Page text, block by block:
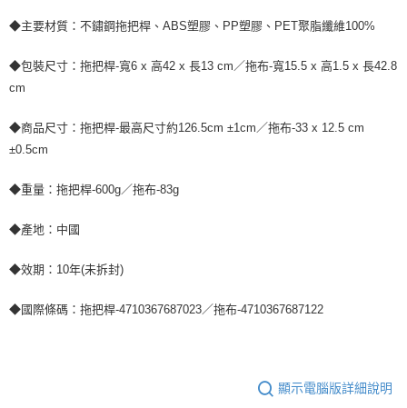
◆主要材質：不鏽鋼拖把桿、ABS塑膠、PP塑膠、PET聚脂纖維100%
◆包裝尺寸：拖把桿-寬6 x 高42 x 長13 cm／拖布-寬15.5 x 高1.5 x 長42.8
cm
◆商品尺寸：拖把桿-最高尺寸約126.5cm ±1cm／拖布-33 x 12.5 cm
±0.5cm
◆重量：拖把桿-600g／拖布-83g
◆產地：中國
◆效期：10年(未拆封)
◆國際條碼：拖把桿-4710367687023／拖布-4710367687122
顯示電腦版詳細說明